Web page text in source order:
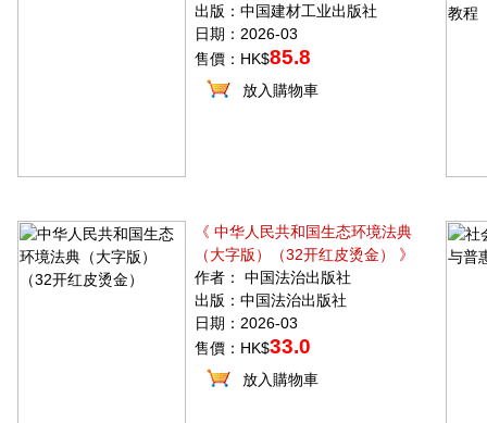
出版：中国建材工业出版社
日期：2026-03
售價：HK$85.8
放入購物車
《 中华人民共和国生态环境法典
（大字版）（32开红皮烫金） 》
作者： 中国法治出版社
出版：中国法治出版社
日期：2026-03
售價：HK$33.0
放入購物車